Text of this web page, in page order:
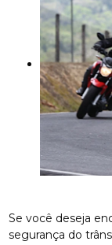
Se você deseja
segurança do